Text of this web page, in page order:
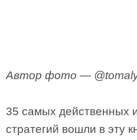
Автор фото —
35 самых действенных
стратегий вошли в эту